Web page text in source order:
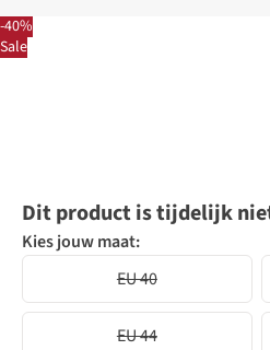
-40%
Sale
Dit product is tijdelijk
Kies jouw maat:
EU 40
EU 44